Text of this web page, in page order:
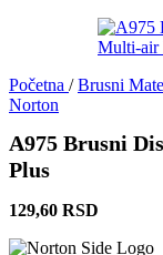
Početna / Brusni
Norton
A975 Brusni
Plus
129,60 RSD